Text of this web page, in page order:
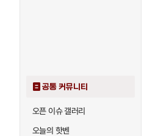
공통 커뮤니티
오픈 이슈 갤러리
오늘의 핫벤